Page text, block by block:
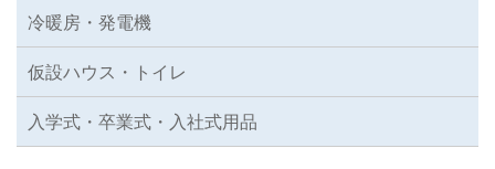
冷暖房・発電機
仮設ハウス・トイレ
入学式・卒業式・入社式用品